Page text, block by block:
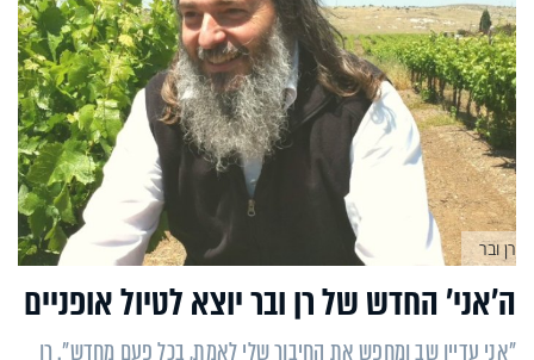
ה'אני' החדש של רן ובר יוצא לטיול אופניים
"אני עדיין שב ומחפש את החיבור שלי לאמת, בכל פעם מחדש". רן
רן ובר